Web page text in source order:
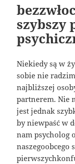
szybszy
Niekiedy są w
sobie nie
najbliższej
partnerem. Nie
jest jednak
by niewpaść w
nam psycholog
naszegoobcego